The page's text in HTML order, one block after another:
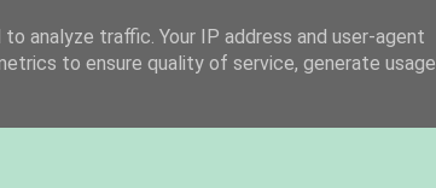
analyze traffic. Your IP address and user-agent
to ensure quality of service, generate usage